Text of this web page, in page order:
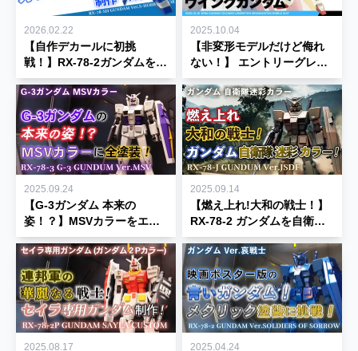
2026.02.22
【自作デカールに初挑
戦！】RX-78-2ガンダムをエ
スホビオリジナルカラーに
全塗装！【エントリーグレ
ード】
2025.10.04
【非変形モデルだけど侮れ
ない！】 エントリーグレー
ド 1/144 ウイングガンダム
制作レビュー 【ENTRY
GRADE】
2025.09.24
【G-3ガンダム 本来の
姿！？】MSVカラーをエン
トリーグレード RX-78-2 ガ
ンダムで全塗装♪
2025.09.14
【燃え上れ!大和の戦士！】
RX-78-2 ガンダムを自衛隊
迷彩カラーで全塗装してみ
た！
2025.08.17 2025.04.24